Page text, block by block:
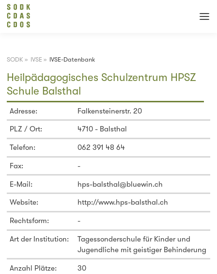
SODK » IVSE » IVSE-Datenbank
Heilpädagogisches Schulzentrum HPSZ
Schule Balsthal
Adresse: Falkensteinerstr. 20
PLZ / Ort: 4710 - Balsthal
Telefon: 062 391 48 64
Fax: -
E-Mail: hps-balsthal@bluewin.ch
Website: http://www.hps-balsthal.ch
Rechtsform: -
Art der Institution:
Tagessonderschule für Kinder und
Jugendliche mit geistiger Behinderung
Anzahl Plätze: 30